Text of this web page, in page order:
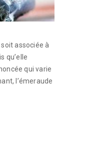
associée à
qu’elle
qui varie
l’émeraude